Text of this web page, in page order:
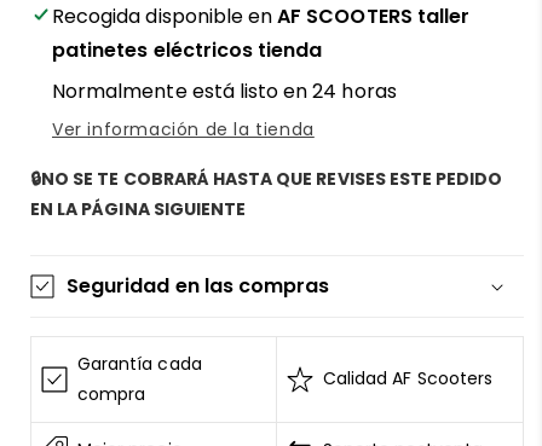
60V
24Ah
–
¡El
titán
de
los
patinetes
eléctricos
aguanta
60V
24Ah
¡El
titán
de
los
patinetes
eléctricos
aguanta
Recogida disponible enAF SCOOTERS taller
patinetes eléctricos tienda
Normalmente está listo en 24 horas
Ver información de la tienda
🔒NO SE TE COBRARÁ HASTA QUE REVISES ESTE PEDIDO
EN LA PÁGINA SIGUIENTE
Seguridad en las compras
La información de las tarjetas se mantiene
segura y sin riesgos
AF SCOOTERS
sigue el Estándar de Seguridad de
Datos para la Industria de Tarjeta de Pago
Garantía cada
compra
Calidad AF Scooters